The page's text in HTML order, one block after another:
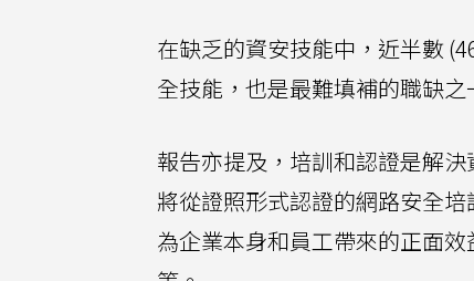
在缺乏的資安技能中，近半數
全技能，也是最難填補的職缺之
報告亦提及，培訓和認證是解
將從證照形式認證的網路安全
為企業本身和員工帶來的正面